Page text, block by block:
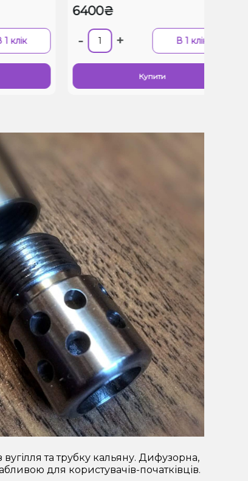
6400₴
+ В 1 клік
Купити
та трубку кальяну. Дифузорна,
для користувачів-початківців.